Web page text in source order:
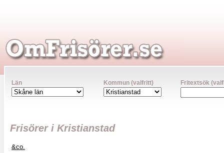
Län Kommun (valfritt) Fritextsök
Frisörer i Kristianstad
&co.